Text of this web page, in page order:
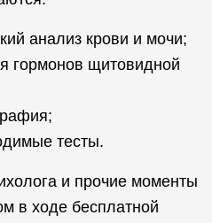
анализ крови и мочи;
гормонов щитовидной
тесты.
и прочие моменты
в ходе бесплатной